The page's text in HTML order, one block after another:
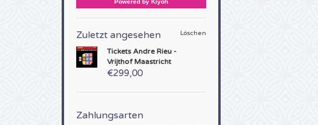
Zuletzt angesehen Löschen
TicketsAndre Rieu -
Vrijthof Maastricht
€299,00
Zahlungsarten